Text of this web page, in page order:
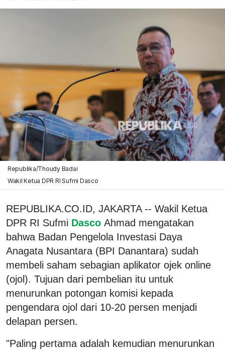
Republika/Thoudy Badai
Wakil Ketua DPR RI Sufmi Dasco
REPUBLIKA.CO.ID, JAKARTA -- Wakil Ketua
DPR RI Sufmi Dasco Ahmad mengatakan
bahwa Badan Pengelola Investasi Daya
Anagata Nusantara (BPI Danantara) sudah
membeli saham sebagian aplikator ojek online
(ojol). Tujuan dari pembelian itu untuk
menurunkan potongan komisi kepada
pengendara ojol dari 10-20 persen menjadi
delapan persen.
"Paling pertama adalah kemudian menurunkan